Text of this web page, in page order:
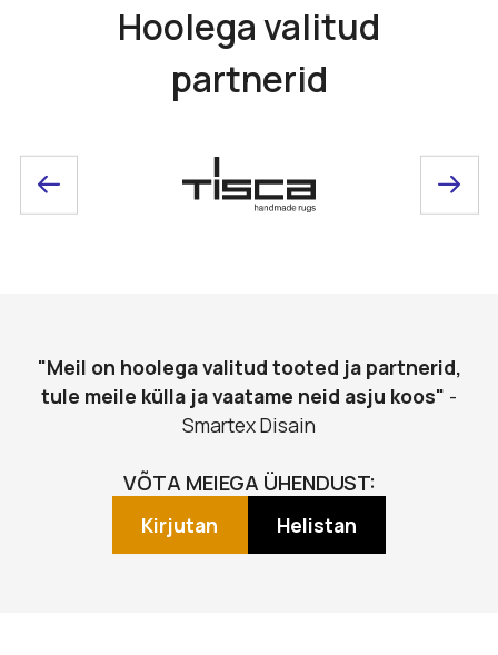
Hoolega valitud
partnerid
"Meil on hoolega valitud tooted ja partnerid,
tule meile külla ja vaatame neid asju koos" -
Smartex Disain
VÕTA MEIEGA ÜHENDUST:
Kirjutan Helistan